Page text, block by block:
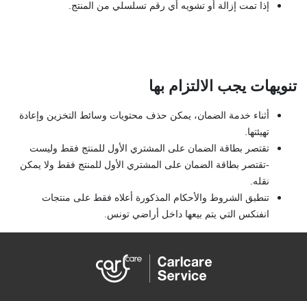
إذا تمت إزالة أو تشويه أي رقم تسلسلي من المنتج.
تنويهات يجب الالتزام بها
أثناء خدمة الضمان، يمكن حذف محتويات وسائط التخزين وإعادة
تهيئتها.
تقتصر بطاقة الضمان على المشتري الأول للمنتج فقط وليست
-تقتصر بطاقة الضمان على المشتري الأول للمنتج فقط ولا يمكن
نقله.
تنطبق الشروط والأحكام المذكورة أعلاه فقط على منتجات
انفنكس التي يتم بيعها داخل أراضي تونس.